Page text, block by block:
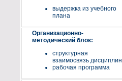
выдержка из учебного
плана
Организационно-
методический блок:
структурная
взаимосвязь дисциплин
рабочая программа